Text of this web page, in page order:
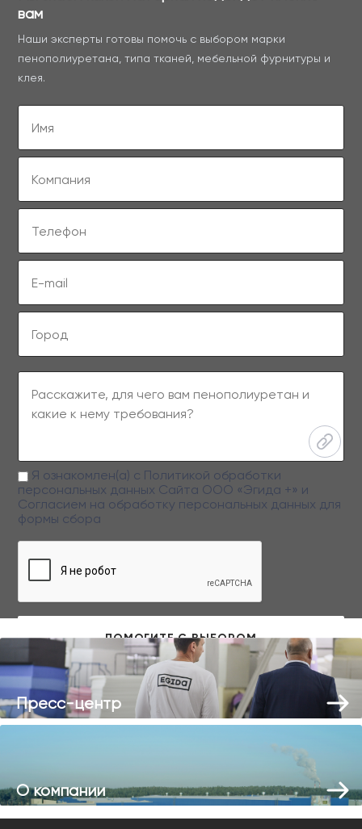
вам
Наши эксперты готовы помочь с выбором марки
пенополиуретана, типа тканей, мебельной фурнитуры и
клея.
Заполняя данную форму вы даете свое согласие на обработку
персональных данных
Я ознакомлен(а) с Политикой обработки
персональных данных Сайта ООО «Эгида +» и
Согласием на обработку персональных данных для
формы сбора
Пресс-центр
О компании